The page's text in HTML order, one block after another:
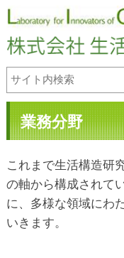
業務分野
これまで生活構造研
の軸から構成されて
に、多様な領域にわ
いきます。